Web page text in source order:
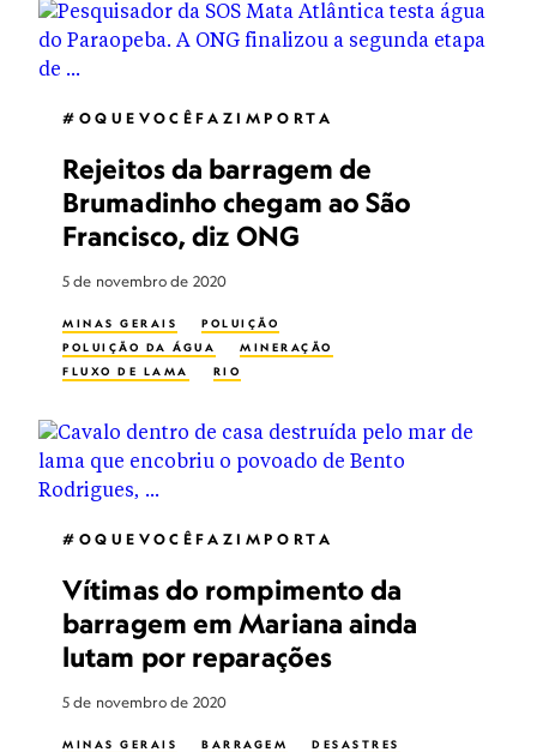
#OQUEVOCÊFAZIMPORTA
Rejeitos da barragem de
Brumadinho chegam ao São
Francisco, diz ONG
5 de novembro de 2020
MINAS GERAIS
POLUIÇÃO
POLUIÇÃO DA ÁGUA
MINERAÇÃO
FLUXO DE LAMA
RIO
#OQUEVOCÊFAZIMPORTA
Vítimas do rompimento da
barragem em Mariana ainda
lutam por reparações
5 de novembro de 2020
MINAS GERAIS BARRAGEM
DESASTRES